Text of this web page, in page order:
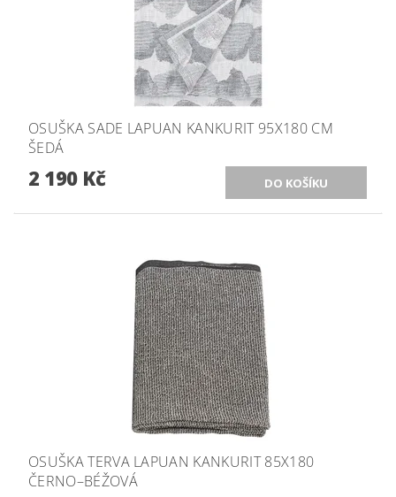
OSUŠKA SADE LAPUAN KANKURIT 95X180 CM
ŠEDÁ
2 190 Kč
OSUŠKA TERVA LAPUAN KANKURIT 85X180
ČERNO–BÉŽOVÁ